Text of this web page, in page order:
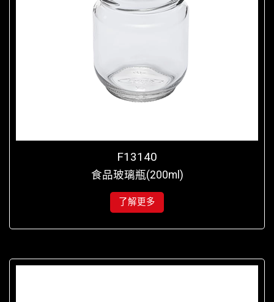
F13140
食品玻璃瓶(200ml)
了解更多